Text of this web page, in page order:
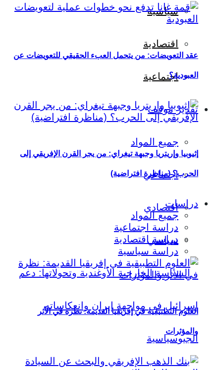
سياسية
اقتصادية
اجتماعية
تقدير موقف
جميع المواد
اجتماعي
اقتصادي
سياسي
عقد التعويضات: من يتحمل العبء الحقيقي للتعويضات عن
العبودية؟
إثيوبيا وإريتريا وجبهة تيغراي: من يجر القرن الإفريقي إلى
الحرب؟ (مناظرة افتراضية)
دراسات
جميع المواد
دراسة اجتماعية
دراسة اقتصادية
دراسة سياسية
العلوم التطبيقية في إفريقيا القديمة: نظرة في الأثر
والمؤثرات